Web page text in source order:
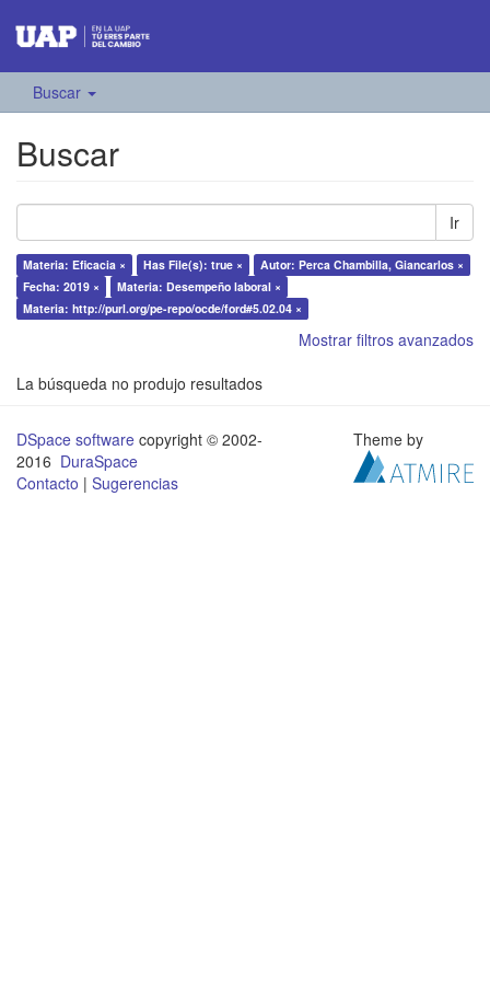
Buscar
Buscar
Ir
Materia: Eficacia × Has File(s): true ×
Autor: Perca Chambilla, Giancarlos ×
Fecha: 2019 ×
Materia: Desempeño laboral ×
Materia: http://purl.org/pe-repo/ocde/ford#5.02.04 ×
Mostrar filtros avanzados
La búsqueda no produjo resultados
DSpace software copyright © 2002-
2016 DuraSpace
Contacto | Sugerencias
Theme by